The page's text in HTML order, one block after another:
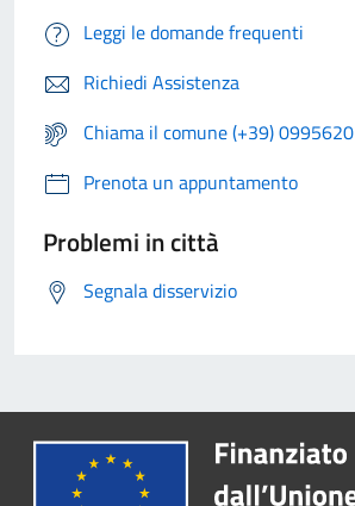
Leggi le domande frequenti
Richiedi Assistenza
Chiama il comune (+39) 0995620
Prenota un appuntamento
Problemi in città
Segnala disservizio